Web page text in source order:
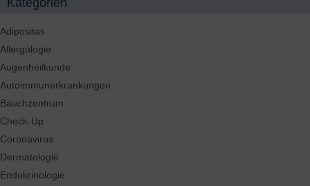
Adipositas
Allergologie
Augenheilkunde
Autoimmunerkrankungen
Bauchzentrum
Check-Up
Coronavirus
Dermatologie
Endokrinologie